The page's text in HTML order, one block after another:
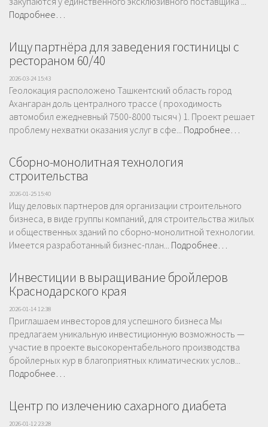
Подробнее…
Ищу партнёра для заведения гостиницы с
рестораном 60/40
2026-03-24 15:43
Геолокация расположено Ташкентский область город
Ахангаран доль централного трассе ( проходимость
автомобил ежедневный 7500-8000 тысяч ) 1. Проект решает
проблему нехватки оказания услуг в сфе... Подробнее…
Сборно-монолитная технология
строительства
2026-01-25 15:40
Ищу деловых партнеров для организации строительного
бизнеса, в виде группы компаний, для строительства жилых
и общественных зданий по сборно-монолитной технологии.
Имеется разработанный бизнес-план... Подробнее…
Инвестиции в выращивание бройлеров
Краснодарского края
2026-01-14 12:38
Приглашаем инвесторов для успешного бизнеса Мы
предлагаем уникальную инвестиционную возможность —
участие в проекте высокорентабельного производства
бройлерных кур в благоприятных климатических услов...
Подробнее…
Центр по излечению сахарного диабета
2026-01-12 23:28